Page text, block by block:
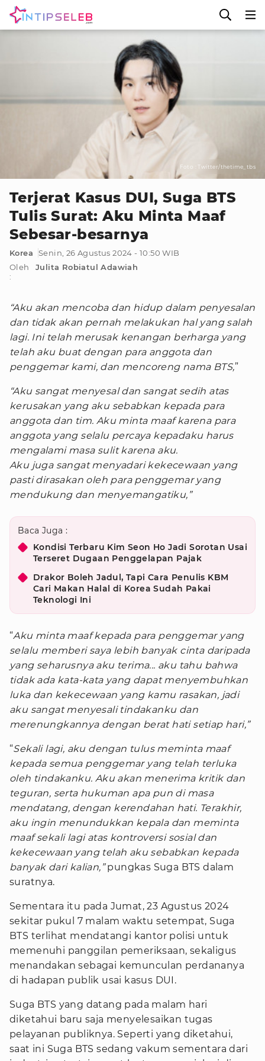
Foto : Twitter/thetime_tbs
Terjerat Kasus DUI, Suga BTS
Tulis Surat: Aku Minta Maaf
Sebesar-besarnya
Korea
Senin, 26 Agustus 2024 - 10:50 WIB
Oleh
:
Julita Robiatul Adawiah
“Aku akan mencoba dan hidup dalam penyesalan
dan tidak akan pernah melakukan hal yang salah
lagi. Ini telah merusak kenangan berharga yang
telah aku buat dengan para anggota dan
penggemar kami, dan mencoreng nama BTS,”
“Aku sangat menyesal dan sangat sedih atas
kerusakan yang aku sebabkan kepada para
anggota dan tim. Aku minta maaf karena para
anggota yang selalu percaya kepadaku harus
mengalami masa sulit karena aku.
Aku juga sangat menyadari kekecewaan yang
pasti dirasakan oleh para penggemar yang
mendukung dan menyemangatiku,”
Baca Juga :
Kondisi Terbaru Kim Seon Ho Jadi Sorotan Usai
Terseret Dugaan Penggelapan Pajak
Drakor Boleh Jadul, Tapi Cara Penulis KBM
Cari Makan Halal di Korea Sudah Pakai
Teknologi Ini
“Aku minta maaf kepada para penggemar yang
selalu memberi saya lebih banyak cinta daripada
yang seharusnya aku terima... aku tahu bahwa
tidak ada kata-kata yang dapat menyembuhkan
luka dan kekecewaan yang kamu rasakan, jadi
aku sangat menyesali tindakanku dan
merenungkannya dengan berat hati setiap hari,”
“Sekali lagi, aku dengan tulus meminta maaf
kepada semua penggemar yang telah terluka
oleh tindakanku. Aku akan menerima kritik dan
teguran, serta hukuman apa pun di masa
mendatang, dengan kerendahan hati. Terakhir,
aku ingin menundukkan kepala dan meminta
maaf sekali lagi atas kontroversi sosial dan
kekecewaan yang telah aku sebabkan kepada
banyak dari kalian,”pungkas Suga BTS dalam
suratnya.
Sementara itu pada Jumat, 23 Agustus 2024
sekitar pukul 7 malam waktu setempat, Suga
BTS terlihat mendatangi kantor polisi untuk
memenuhi panggilan pemeriksaan, sekaligus
menandakan sebagai kemunculan perdananya
di hadapan publik usai kasus DUI.
Suga BTS yang datang pada malam hari
diketahui baru saja menyelesaikan tugas
pelayanan publiknya. Seperti yang diketahui,
saat ini Suga BTS sedang vakum sementara dari